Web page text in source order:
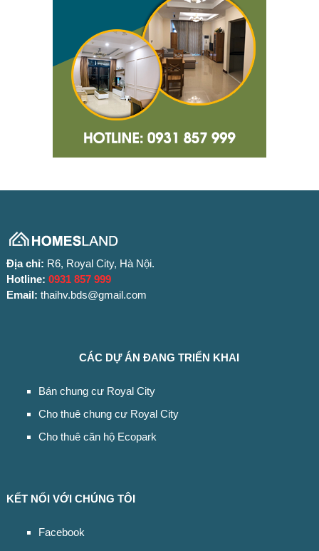
Địa chỉ: R6, Royal City, Hà Nội.
Hotline: 0931 857 999
Email: thaihv.bds@gmail.com
CÁC DỰ ÁN ĐANG TRIỂN KHAI
Bán chung cư Royal City
Cho thuê chung cư Royal City
Cho thuê căn hộ Ecopark
KẾT NỐI VỚI CHÚNG TÔI
Facebook